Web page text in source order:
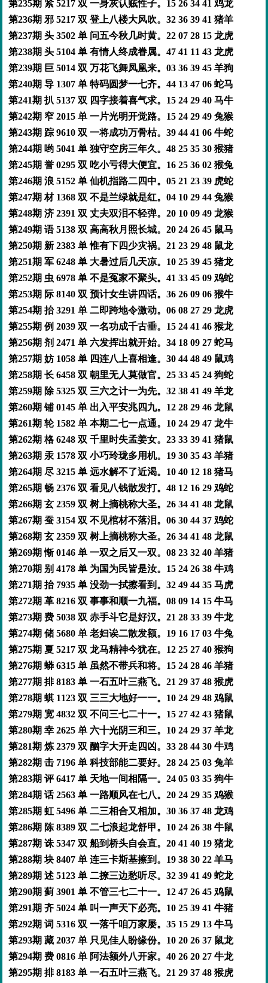
第235期 紧 5217 双 一身灰认贼性子。15 26 34 41 鸡龙
第236期 邪 5217 双 登上八楼大风吹。32 36 39 41 猪羊
第237期 头 3502 单 问五今秋几时黄。22 07 28 15 龙虎
第238期 头 5104 单 有情人终成眷属。47 41 11 43 龙虎
第239期 巨 5014 双 万花飞舞凤凰来。03 36 39 45 羊狗
第240期 导 1307 单 特码圆梦一七齐。44 13 47 06 蛇马
第241期 扒 5137 双 四字接着喜气求。15 24 29 40 马牛
第242期 窄 2015 单 一片光明开觉路。15 24 29 49 兔猴
第243期 踪 9610 双 一将成功万骨枯。39 44 41 06 牛蛇
第244期 哟 5041 单 独守空房三年久。48 25 35 30 猴猪
第245期 誉 0295 双 吃小亏得大便宜。16 25 36 02 猴兔
第246期 浪 5152 单 仙机指路二四中。05 21 23 39 虎蛇
第247期 材 1368 双 不是兰绿就是红。04 10 29 44 兔猴
第248期 济 2391 双 丈夫双泪不轻弹。20 10 09 49 龙猴
第249期 语 5138 双 高高秋月照长城。20 24 26 45 鼠马
第250期 新 2383 单 惟有下四少灾祸。21 23 29 48 鼠龙
第251期 军 6248 单 大暑过后几天凉。10 25 39 45 猪龙
第252期 虫 6978 单 不是冤家不聚头。41 33 45 09 鸡蛇
第253期 际 8140 双 预计女生讲四话。36 26 09 06 猴牛
第254期 抬 3291 单 二即跨地令激动。06 08 27 29 龙虎
第255期 例 2039 双 一名功成千古垂。15 24 41 46 猴龙
第256期 剂 2471 单 六发挥出就开始。34 18 09 27 蛇马
第257期 妨 1058 单 四连八上喜相逢。30 44 48 49 鼠鸡
第258期 长 6458 双 朝里无人莫做官。25 33 45 24 狗蛇
第259期 除 5325 双 三六之计一为先。32 38 41 49 羊龙
第260期 铺 0145 单 出入平安兆四九。12 28 29 46 龙鼠
第261期 轮 1582 单 本期二七一点通。10 24 29 47 龙牛
第262期 格 6248 双 千里时失孟姜女。23 33 39 41 猪鼠
第263期 汞 1578 双 小巧玲珑多用机。19 30 35 43 羊猪
第264期 尽 3215 单 远水解不了近渴。10 40 12 18 猪马
第265期 畅 2376 双 看见八钱散发打。48 12 16 29 鸡蛇
第266期 玄 2359 双 树上摘桃称大圣。26 34 41 48 龙鼠
第267期 蚕 3154 双 不见棺材不落泪。06 30 44 37 鸡蛇
第268期 玄 2359 双 树上摘桃称大圣。26 34 41 48 龙鼠
第269期 惭 0146 单 一双之后又一双。08 23 32 40 羊猪
第270期 别 4178 单 为国为民皆是汝。15 24 26 38 牛鸡
第271期 抬 7935 单 没劲一拭擦看到。32 49 44 35 马虎
第272期 革 8216 双 事事和顺一九福。08 09 14 15 牛马
第273期 费 5038 双 赤手斗它是好汉。21 28 33 39 牛龙
第274期 储 5680 单 老妇诶二散发额。19 16 17 03 牛兔
第275期 夏 5217 双 龙马精神今犹在。12 25 27 40 猴狗
第276期 蟒 6315 单 虽然不带兵和将。15 24 28 46 羊猪
第277期 排 8183 单 一石五叶三燕飞。21 29 37 48 猴虎
第278期 蜞 1123 双 三三大地好一一。10 24 29 48 鸡鼠
第279期 宽 4832 双 不问三七二十一。15 27 42 43 猪鼠
第280期 幸 2625 单 六十光阴三和三。10 24 29 37 羊龙
第281期 炼 2379 双 酗字大开走四凶。33 28 44 30 牛鸡
第282期 击 7196 单 科技部能二要好。28 24 25 03 兔羊
第283期 评 6417 单 天地一间相隔一。24 05 03 35 狗牛
第284期 话 2563 单 一路顺风在七八。20 24 29 35 鸡猴
第285期 虹 5496 单 二三相合又相加。30 36 37 48 龙鸡
第286期 陈 8389 双 二七浪起龙舒甲。10 24 26 38 牛鼠
第287期 诛 5347 双 船到桥头自会直。20 41 40 19 猪龙
第288期 块 8407 单 连三卡斯基擦到。19 38 30 22 羊马
第289期 述 5123 单 二撩三边愁听尽。32 39 41 49 蛇龙
第290期 蓟 3901 单 不管三七二十一。12 47 26 45 鸡鼠
第291期 齐 5024 单 叫一声天下必亮。10 25 39 41 牛猪
第292期 词 5316 双 一落千咱万家屡。35 15 29 13 牛马
第293期 藏 2037 单 只见佳人盼缘份。10 20 26 37 鼠龙
第294期 费 0816 单 阿法额外八开家。40 26 20 27 牛龙
第295期 排 8183 单 一石五叶三燕飞。21 29 37 48 猴虎